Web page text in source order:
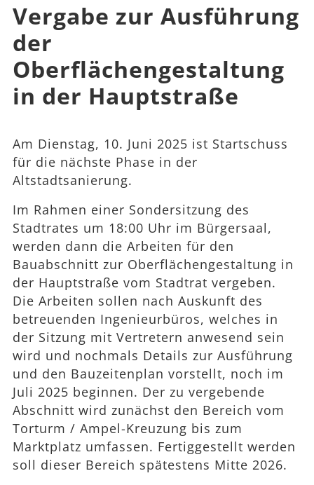
Vergabe zur Ausführung
der
Oberflächengestaltung
in der Hauptstraße
Am Dienstag, 10. Juni 2025 ist Startschuss
für die nächste Phase in der
Altstadtsanierung.
Im Rahmen einer Sondersitzung des
Stadtrates um 18:00 Uhr im Bürgersaal,
werden dann die Arbeiten für den
Bauabschnitt zur Oberflächengestaltung in
der Hauptstraße vom Stadtrat vergeben.
Die Arbeiten sollen nach Auskunft des
betreuenden Ingenieurbüros, welches in
der Sitzung mit Vertretern anwesend sein
wird und nochmals Details zur Ausführung
und den Bauzeitenplan vorstellt, noch im
Juli 2025 beginnen. Der zu vergebende
Abschnitt wird zunächst den Bereich vom
Torturm / Ampel-Kreuzung bis zum
Marktplatz umfassen. Fertiggestellt werden
soll dieser Bereich spätestens Mitte 2026.